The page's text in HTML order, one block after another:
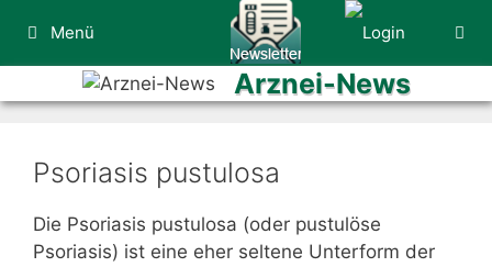
Inhalt
springen
Menü
Arznei-News
Psoriasis pustulosa
Die Psoriasis pustulosa (oder pustulöse
Psoriasis) ist eine eher seltene Unterform der